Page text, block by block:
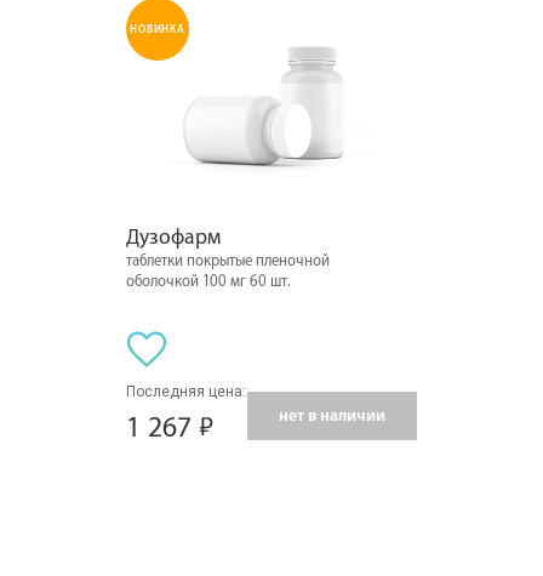
НОВИНКА
Дузофарм
таблетки покрытые пленочной
оболочкой 100 мг 60 шт.
Последняя цена:
1 267 нет в наличии